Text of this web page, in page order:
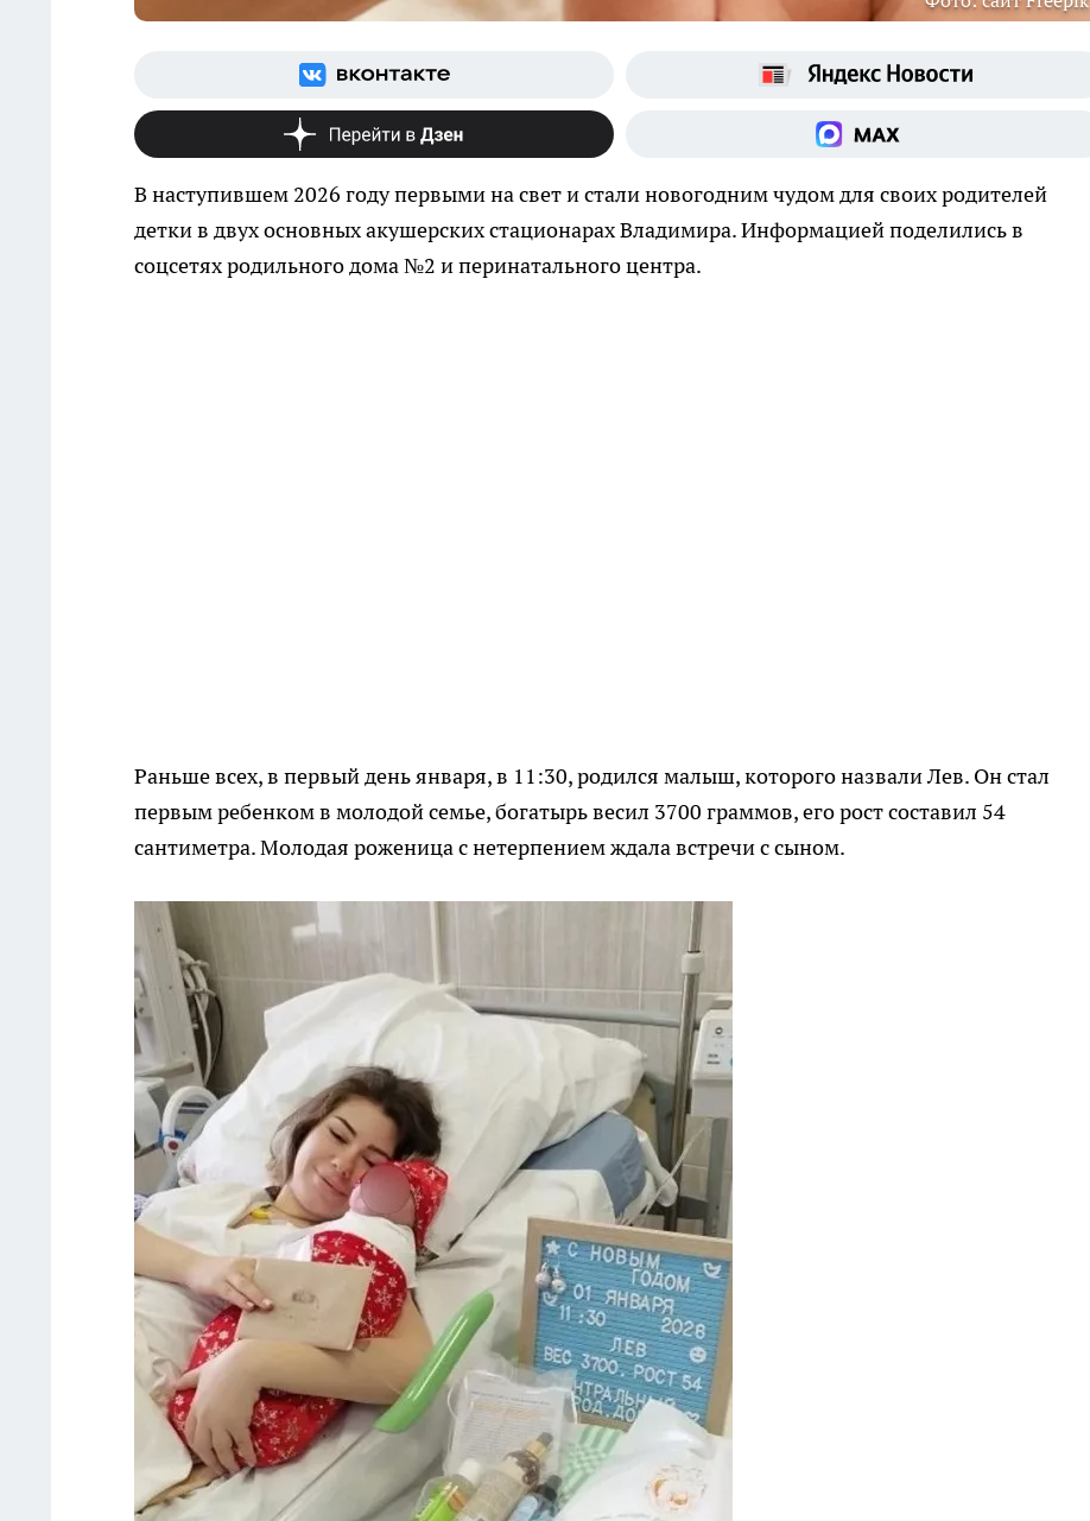
В наступившем 2026 году первыми на свет и стали новогодним чудом для своих родителей
детки в двух основных акушерских стационарах Владимира. Информацией поделились в
соцсетях родильного дома №2 и перинатального центра.
Раньше всех, в первый день января, в 11:30, родился малыш, которого назвали Лев. Он стал
первым ребенком в молодой семье, богатырь весил 3700 граммов, его рост составил 54
сантиметра. Молодая роженица с нетерпением ждала встречи с сыном.